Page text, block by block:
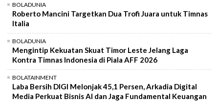
BOLADUNIA
Roberto Mancini Targetkan Dua Trofi Juara untuk Timnas
Italia
BOLADUNIA
Mengintip Kekuatan Skuat Timor Leste Jelang Laga
Kontra Timnas Indonesia di Piala AFF 2026
BOLATAINMENT
Laba Bersih DIGI Melonjak 45,1 Persen, Arkadia Digital
Media Perkuat Bisnis AI dan Jaga Fundamental Keuangan